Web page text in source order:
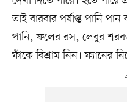
তাই বারবার পর্যাপ্ত পানি
পানি, ফলের রস, লেবুর
ফাঁকে বিশ্রাম নিন। ফ্যানের